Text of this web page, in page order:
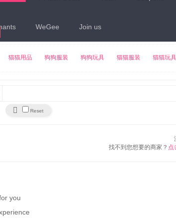
WeGee Join us
猫猫用品 狗狗服装 狗狗玩具 猫猫服装 猫猫玩具
 Reset
找不到您想要的商家？ 点
you